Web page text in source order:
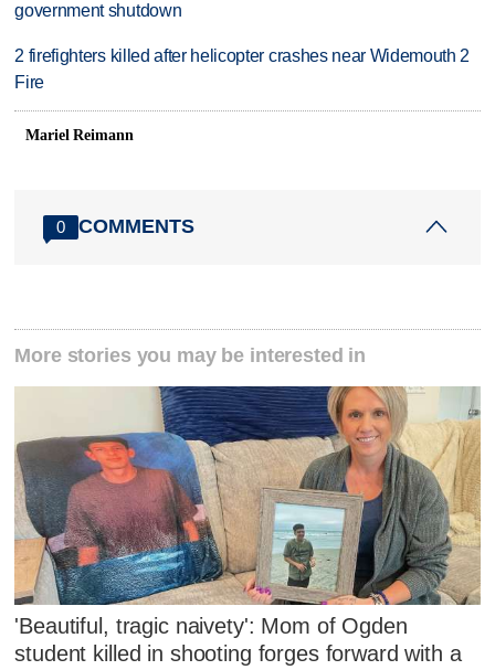
government shutdown
2 firefighters killed after helicopter crashes near Widemouth 2
Fire
Mariel Reimann
0 COMMENTS
More stories you may be interested in
'Beautiful, tragic naivety': Mom of Ogden
student killed in shooting forges forward with a